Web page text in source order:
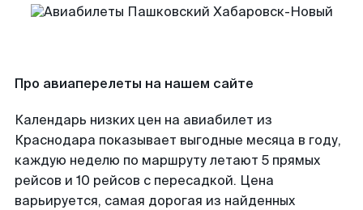
Про авиаперелеты на нашем сайте
Календарь низких цен на авиабилет из
Краснодара показывает выгодные месяца в году,
каждую неделю по маршруту летают 5 прямых
рейсов и 10 рейсов с пересадкой. Цена
варьируется, самая дорогая из найденных